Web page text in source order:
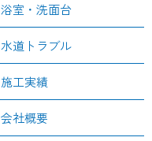
浴室・洗面台
水道トラブル
施工実績
会社概要